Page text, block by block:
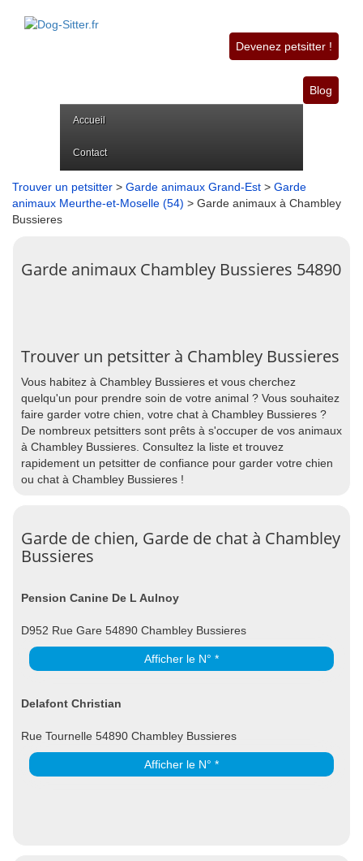
Devenez petsitter !
Blog
Accueil
Contact
Trouver un petsitter > Garde animaux Grand-Est > Garde
animaux Meurthe-et-Moselle (54) > Garde animaux à Chambley
Bussieres
Garde animaux Chambley Bussieres 54890
Trouver un petsitter à Chambley Bussieres
Vous habitez à Chambley Bussieres et vous cherchez
quelqu'un pour prendre soin de votre animal ? Vous souhaitez
faire garder votre chien, votre chat à Chambley Bussieres ?
De nombreux petsitters sont prêts à s'occuper de vos animaux
à Chambley Bussieres. Consultez la liste et trouvez
rapidement un petsitter de confiance pour garder votre chien
ou chat à Chambley Bussieres !
Garde de chien, Garde de chat à Chambley
Bussieres
Pension Canine De L Aulnoy
D952 Rue Gare 54890 Chambley Bussieres
Afficher le N° *
Delafont Christian
Rue Tournelle 54890 Chambley Bussieres
Afficher le N° *